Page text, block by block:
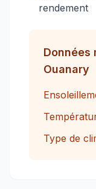
rendement
Données
Ouanary
Type de